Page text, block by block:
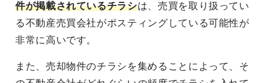
件が掲載されているチラシは、売買を取り扱ってい
る不動産売買会社がポスティングしている可能性が
非常に高いです。
また、売却物件のチラシを集めることによって、そ